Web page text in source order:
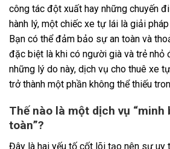
công tác đột xuất hay những chuyến
hành lý, một chiếc xe tự lái là giải
Bạn có thể đảm bảo sự an toàn và
đặc biệt là khi có người già và trẻ nhỏ
những lý do này, dịch vụ cho thuê xe
trở thành một phần không thể thiếu
Thế nào là một dịch vụ “minh
toàn”?
Đây là hai yếu tố cốt lõi tạo nên sự uy